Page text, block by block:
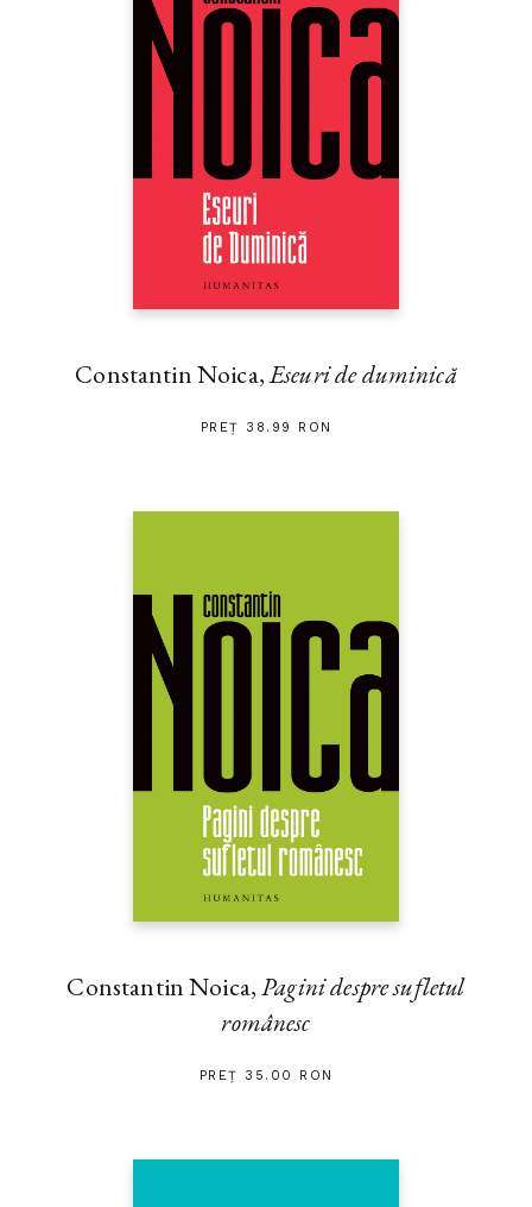
Constantin Noica,Eseuri de duminică
PREȚ 38.99 RON
Constantin Noica,Pagini despre sufletul
românesc
PREȚ 35.00 RON